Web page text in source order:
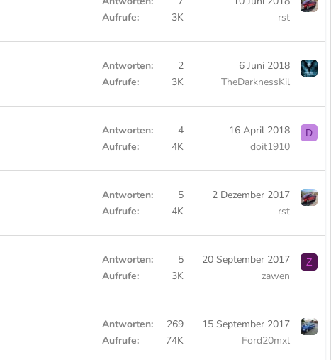
Aufrufe
3K
rst
Antworten
2
Aufrufe
3K
6 Juni 2018
TheDarknessKil
Antworten
4
Aufrufe
4K
16 April 2018
doit1910
D
Antworten
5
Aufrufe
4K
2 Dezember 2017
rst
Antworten
5
Aufrufe
3K
20 September 2017
zawen
Z
Antworten
269
Aufrufe
74K
15 September 2017
Ford20mxl